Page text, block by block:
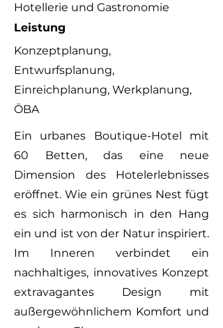
Hotellerie und Gastronomie
Leistung
Konzeptplanung,
Entwurfsplanung,
Einreichplanung, Werkplanung,
ÖBA
Ein urbanes Boutique-Hotel mit
60 Betten, das eine neue
Dimension des Hotelerlebnisses
eröffnet. Wie ein grünes Nest fügt
es sich harmonisch in den Hang
ein und ist von der Natur inspiriert.
Im Inneren verbindet ein
nachhaltiges, innovatives Konzept
extravagantes Design mit
außergewöhnlichem Komfort und